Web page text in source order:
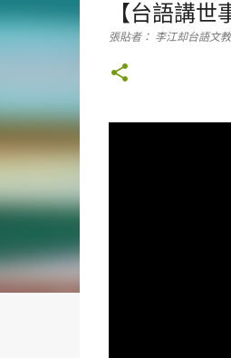
【台語講
張貼者： 李江却台語文